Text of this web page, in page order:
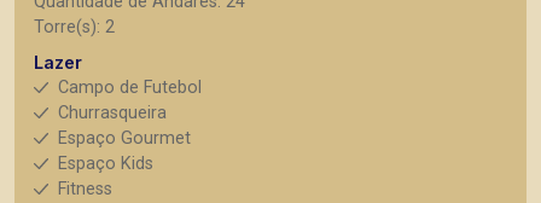
Torre(s): 2
Lazer
Campo de Futebol
Churrasqueira
Espaço Gourmet
Espaço Kids
Fitness